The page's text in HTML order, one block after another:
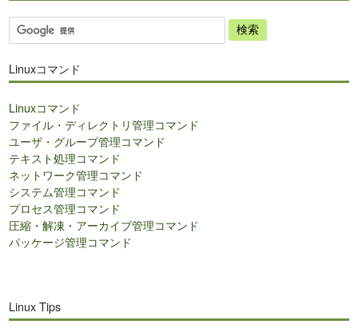
サ
イ
内
索
Linuxコマンド
Linuxコマンド
ファイル・ディレクトリ管理コマンド
ユーザ・グループ管理コマンド
テキスト処理コマンド
ネットワーク管理コマンド
システム管理コマンド
プロセス管理コマンド
圧縮・解凍・アーカイブ管理コマンド
パッケージ管理コマンド
Linux Tips